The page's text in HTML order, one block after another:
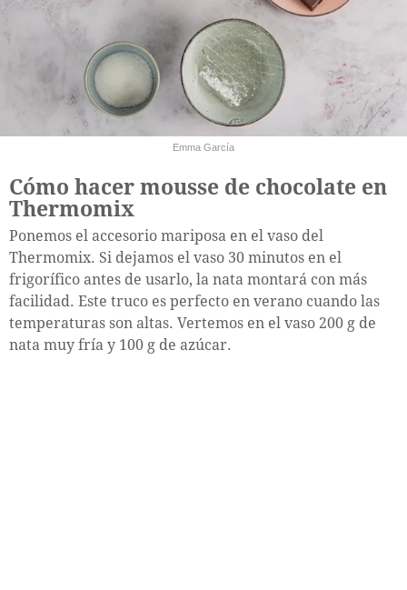
Emma García
Cómo hacer mousse de chocolate en
Thermomix
Ponemos el accesorio mariposa en el vaso del
Thermomix. Si dejamos el vaso 30 minutos en el
frigorífico antes de usarlo, la nata montará con más
facilidad. Este truco es perfecto en verano cuando las
temperaturas son altas. Vertemos en el vaso 200 g de
nata muy fría y 100 g de azúcar.